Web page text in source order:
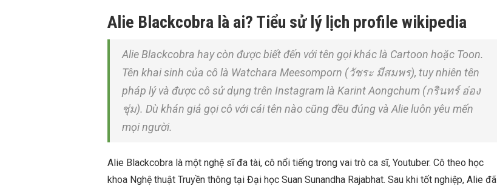
Alie Blackcobra là ai? Tiểu sử lý lịch profile wikipedia
Alie Blackcobra hay còn được biết đến với tên gọi khác là Cartoon hoặc Toon.
Tên khai sinh của cô là Watchara Meesomporn (วัชระ มีสมพร), tuy nhiên tên
pháp lý và được cô sử dụng trên Instagram là Karint Aongchum (กรินทร์ อ่อง
ชุ่ม). Dù khán giả gọi cô với cái tên nào cũng đều đúng và Alie luôn yêu mến
mọi người.
Alie Blackcobra là một nghệ sĩ đa tài, cô nổi tiếng trong vai trò ca sĩ, Youtuber. Cô theo học
khoa Nghệ thuật Truyền thông tại Đại học Suan Sunandha Rajabhat. Sau khi tốt nghiệp, Alie đã